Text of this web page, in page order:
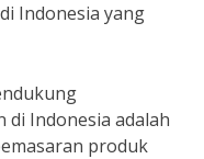
Indonesia yang
di Indonesia adalah
produk